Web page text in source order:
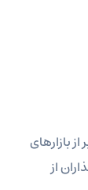
بازارهای
از